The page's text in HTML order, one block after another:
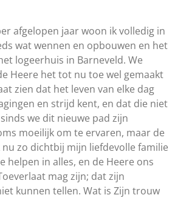
afgelopen jaar woon ik volledig in
wat wennen en opbouwen en het
logeerhuis in Barneveld. We
Heere het tot nu toe wel gemaakt
zien dat het leven van elke dag
en strijd kent, en dat die niet
we dit nieuwe pad zijn
moeilijk om te ervaren, maar de
zo dichtbij mijn liefdevolle familie
helpen in alles, en de Heere ons
mag zijn; dat zijn
kunnen tellen. Wat is Zijn trouw